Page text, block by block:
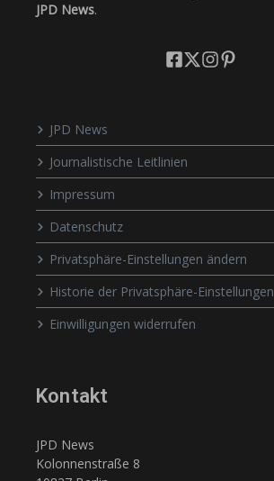
JPD News.
JPD News
Journalistische Leitlinien
Impressum
Datenschutz
Privatsphäre-Einstellungen ändern
Historie der Privatsphäre-Einstellungen
Einwilligungen widerrufen
Kontakt
JPD News
Kolonnenstraße 8